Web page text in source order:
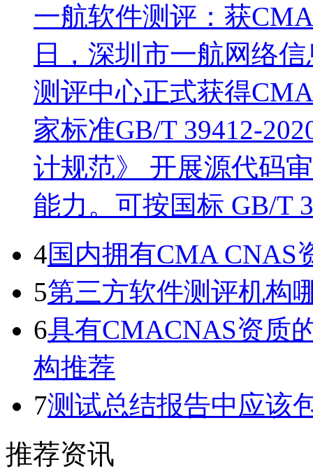
一航软件测评：获
日，深圳市一航网络
测评中心正式获得
家标准GB/T 39412-
计规范》 开展源代码
能力。可按国标 GB/T
4国内拥有CMA CNAS
5第三方软件测评机构
6具有CMACNAS资质
构推荐
7测试总结报告中应该
推荐资讯